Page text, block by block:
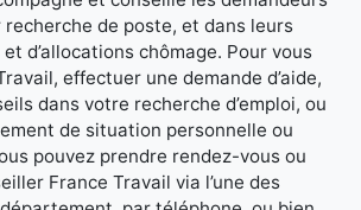
recherche de poste, et dans leurs
et d’allocations chômage. Pour vous
effectuer une demande d’aide,
dans votre recherche d’emploi, ou
de situation personnelle ou
pouvez prendre rendez-vous ou
France Travail via l’une des